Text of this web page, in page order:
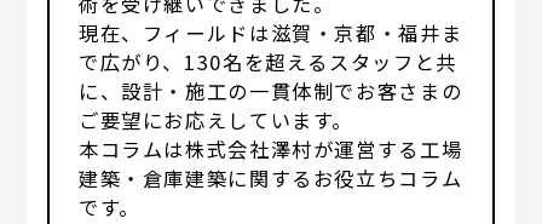
現在、フィールドは滋賀・京都・福井ま
で広がり、130名を超えるスタッフと共
に、設計・施工の一貫体制でお客さまの
ご要望にお応えしています。
本コラムは株式会社澤村が運営する工場
建築・倉庫建築に関するお役立ちコラム
です。